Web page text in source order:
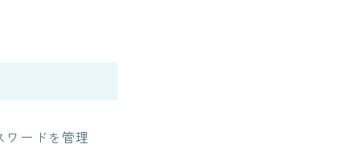
ワードを管理